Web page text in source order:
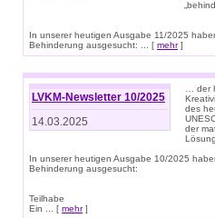
In unserer heutigen Ausgabe 11/2025
Behinderung ausgesucht: ... [ mehr]
LVKM-Newsletter 10/2025
14.03.2025
… der
des
der
In unserer heutigen Ausgabe 10/2025
Behinderung ausgesucht:
Teilhabe
Ein ... [ mehr]